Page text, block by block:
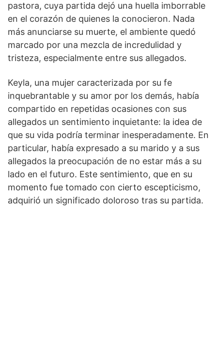
pastora, cuya partida dejó una huella imborrable
en el corazón de quienes la conocieron. Nada
más anunciarse su muerte, el ambiente quedó
marcado por una mezcla de incredulidad y
tristeza, especialmente entre sus allegados.
Keyla, una mujer caracterizada por su fe
inquebrantable y su amor por los demás, había
compartido en repetidas ocasiones con sus
allegados un sentimiento inquietante: la idea de
que su vida podría terminar inesperadamente. En
particular, había expresado a su marido y a sus
allegados la preocupación de no estar más a su
lado en el futuro. Este sentimiento, que en su
momento fue tomado con cierto escepticismo,
adquirió un significado doloroso tras su partida.